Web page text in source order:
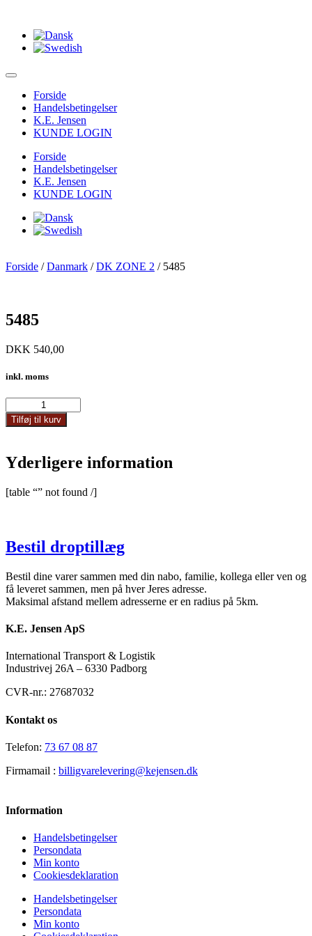
Forside
Handelsbetingelser
K.E. Jensen
KUNDE LOGIN
Forside
Handelsbetingelser
K.E. Jensen
KUNDE LOGIN
Forside /Danmark /DK ZONE 2 / 5485
5485
DKK 540,00
inkl. moms
antal
Tilføj til kurv
Yderligere information
[table “” not found /]
Bestil droptillæg
Bestil dine varer sammen med din nabo, familie, kollega eller ven og
få leveret sammen, men på hver Jeres adresse.
Maksimal afstand mellem adresserne er en radius på 5km.
K.E. Jensen ApS
International Transport & Logistik
Industrivej 26A – 6330 Padborg
CVR-nr.: 27687032
Kontakt os
Telefon: 73 67 08 87
Firmamail : billigvarelevering@kejensen.dk
Information
Handelsbetingelser
Persondata
Min konto
Cookiesdeklaration
Handelsbetingelser
Persondata
Min konto